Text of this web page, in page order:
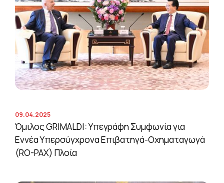
09.04.2025
Όμιλος GRIMALDI: Υπεγράφη Συμφωνία για
Εννέα Υπερσύγχρονα Επιβατηγά-Οχηματαγωγά
(RO-PAX) Πλοία